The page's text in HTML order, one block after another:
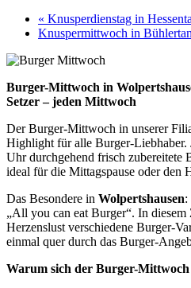
« Knusperdienstag in
Knuspermittwoch in
Burger-Mittwoch in
Setzer – jeden Mittwoch
Der Burger-Mittwoch in unserer
Highlight für alle Burger-Liebhaber.
Uhr durchgehend frisch zubereitete
ideal für die Mittagspause oder den
Das Besondere in Wolpertshausen:
„All you can eat Burger“. In
Herzenslust verschiedene Burger-
einmal quer durch das Burger-
Warum sich der Burger-